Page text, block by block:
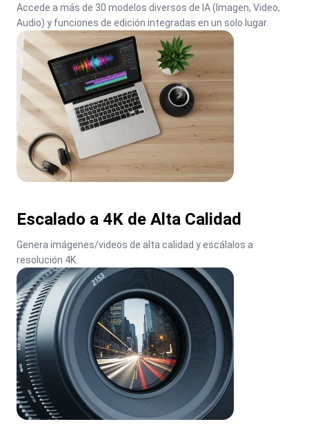
Accede a más de 30 modelos diversos de IA (Imagen, Video,
Audio) y funciones de edición integradas en un solo lugar.
Escalado a 4K de Alta Calidad
Genera imágenes/videos de alta calidad y escálalos a
resolución 4K.